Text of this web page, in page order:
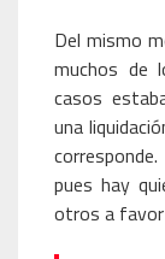
Del mismo
muchos de
casos
una
pues hay
otros a